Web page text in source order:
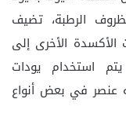
الرطبة، تضيف
الأكسدة الأخرى إلى
استخدام يودات
عنصر في بعض أنواع